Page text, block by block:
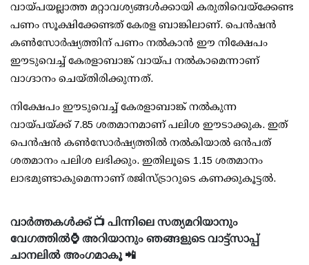
വായ്പയല്ലാത്ത മറ്റാവശ്യങ്ങള്‍ക്കായി കരുതിവെയ്‌ക്കേണ്ട
പണം സൂക്ഷിക്കേണ്ടത് കേരള ബാങ്കിലാണ്. പെന്‍ഷന്‍
കണ്‍സോര്‍ഷ്യത്തിന് പണം നല്‍കാന്‍ ഈ നിക്ഷേപം
ഈടുവെച്ച് കേരളാബാങ്ക് വായ്പ നല്‍കാമെന്നാണ്
വാഗ്ദാനം ചെയ്തിരിക്കുന്നത്.
നിക്ഷേപം ഈടുവെച്ച് കേരളാബാങ്ക് നല്‍കുന്ന
വായ്പയ്ക്ക് 7.85 ശതമാനമാണ് പലിശ ഈടാക്കുക. ഇത്
പെന്‍ഷന്‍ കണ്‍സോര്‍ഷ്യത്തില്‍ നല്‍കിയാല്‍ ഒന്‍പത്
ശതമാനം പലിശ ലഭിക്കും. ഇതിലൂടെ 1.15 ശതമാനം
ലാഭമുണ്ടാകുമെന്നാണ് രജിസ്ട്രാറുടെ കണക്കുകൂട്ടല്‍.
വാർത്തകൾക്ക് 📺 പിന്നിലെ സത്യമറിയാനും
വേഗത്തിൽ⌚ അറിയാനും ഞങ്ങളുടെ വാട്ട്സാപ്പ്
ചാനലിൽ അംഗമാകൂ 📲